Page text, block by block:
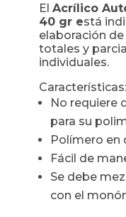
El Acrílico
40 gr está
elaboración
totales y
individuales.
Características:
No requiere
para su
Polímero en
Fácil de
Se debe
con el